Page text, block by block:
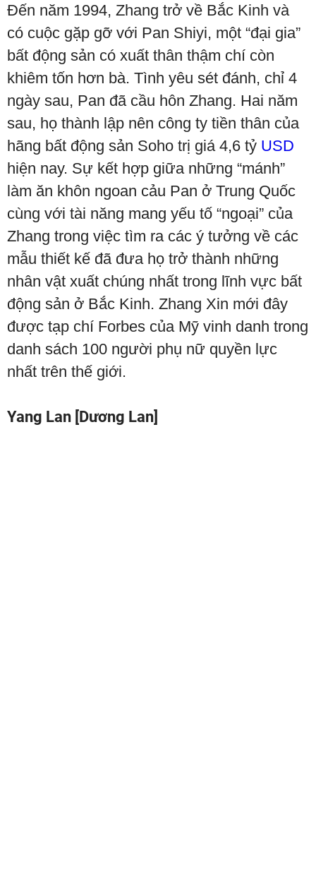
Đến năm 1994, Zhang trở về Bắc Kinh và
có cuộc gặp gỡ với Pan Shiyi, một “đại gia”
bất động sản có xuất thân thậm chí còn
khiêm tốn hơn bà. Tình yêu sét đánh, chỉ 4
ngày sau, Pan đã cầu hôn Zhang. Hai năm
sau, họ thành lập nên công ty tiền thân của
hãng bất động sản Soho trị giá 4,6 tỷ USD
hiện nay. Sự kết hợp giữa những “mánh”
làm ăn khôn ngoan cảu Pan ở Trung Quốc
cùng với tài năng mang yếu tố “ngoại” của
Zhang trong việc tìm ra các ý tưởng về các
mẫu thiết kế đã đưa họ trở thành những
nhân vật xuất chúng nhất trong lĩnh vực bất
động sản ở Bắc Kinh. Zhang Xin mới đây
được tạp chí Forbes của Mỹ vinh danh trong
danh sách 100 người phụ nữ quyền lực
nhất trên thế giới.
Yang Lan [Dương Lan]